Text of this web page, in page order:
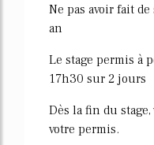
Ne pas avoir fait
an
Le stage permis à
17h30 sur 2 jours
Dès la fin du
votre permis.